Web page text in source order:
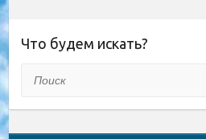
Что будем искать?